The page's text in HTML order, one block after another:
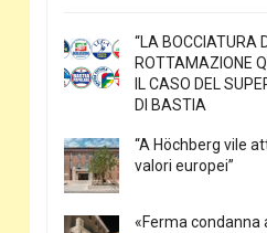
“LA BOCCIATURA
ROTTAMAZIONE
IL CASO DEL
DI BASTIA
“A Höchberg vile
valori europei”
«Ferma condanna